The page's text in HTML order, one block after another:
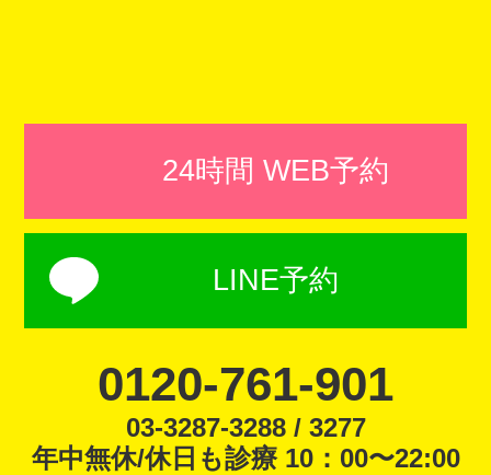
24時間 WEB予約
LINE予約
0120-761-901
03-3287-3288 / 3277
年中無休/休日も診療 10：00〜22:00